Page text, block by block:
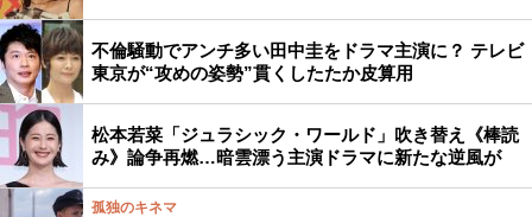
不倫騒動でアンチ多い田中圭をドラマ主演に？ テレビ
東京が“攻めの姿勢”貫くしたたか皮算用
松本若菜「ジュラシック・ワールド」吹き替え《棒読
み》論争再燃…暗雲漂う主演ドラマに新たな逆風が
孤独のキネマ